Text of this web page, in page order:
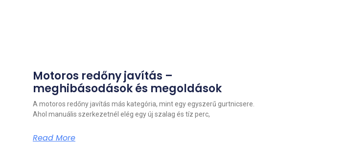
Motoros redőny javítás –
meghibásodások és megoldások
A motoros redőny javítás más kategória, mint egy egyszerű gurtnicsere.
Ahol manuális szerkezetnél elég egy új szalag és tíz perc,
Read More